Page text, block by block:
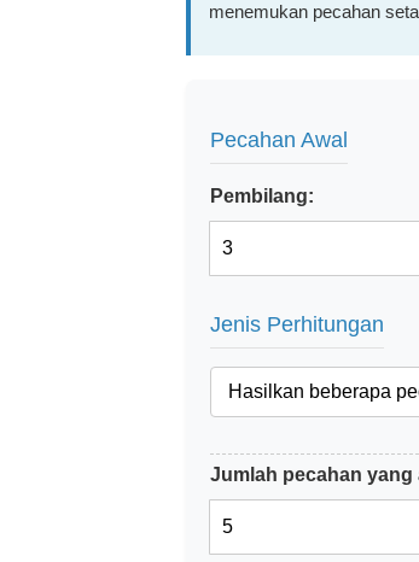
menemukan pecahan
Pecahan Awal
Pembilang:
Jenis Perhitungan
Jumlah pecahan